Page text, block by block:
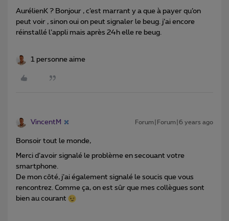
AurélienK ? Bonjour , c’est marrant y a que à payer qu’on
peut voir , sinon oui on peut signaler le beug. j’ai encore
réinstallé l’appli mais après 24h elle re beug.
1 personne aime
VincentM Forum|Forum|6 years ago
Bonsoir tout le monde,
Merci d’avoir signalé le problème en secouant votre
smartphone.
De mon côté, j’ai également signalé le soucis que vous
rencontrez. Comme ça, on est sûr que mes collègues sont
bien au courant